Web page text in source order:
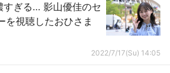
すぎる… 影山優佳のセ
を視聴したおひさま
2022/7/17(Su) 14:05